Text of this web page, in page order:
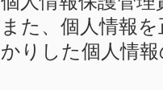
また、個人情報
かりした個人情